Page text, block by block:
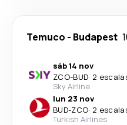
Temuco - Budapest
sáb 14 nov
ZCO-BUD· 2
Sky Airline
lun 23 nov
BUD-ZCO· 2
Turkish Airlines